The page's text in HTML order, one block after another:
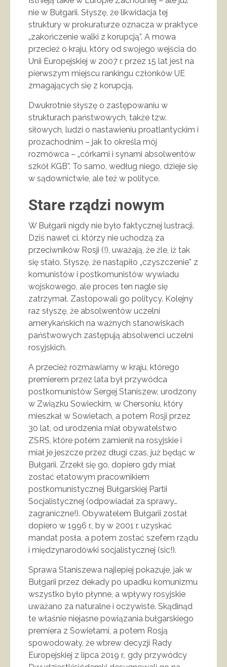
nie w Bułgarii. Słyszę, że likwidacja tej
struktury w prokuraturze oznacza w praktyce
„zakończenie walki z korupcją”. A mowa
przecież o kraju, który od swojego wejścia do
Unii Europejskiej w 2007 r. przez 15 lat jest na
pierwszym miejscu rankingu członków UE
zmagających się z korupcją.
Dwukrotnie słyszę o zastępowaniu w
strukturach państwowych, także tzw.
siłowych, ludzi o nastawieniu proatlantyckim i
prozachodnim – jak to określa mój
rozmówca – „córkami i synami absolwentów
szkół KGB”. To samo, według niego, dzieje się
w sądownictwie, ale też w polityce.
Stare rządzi nowym
W Bułgarii nigdy nie było faktycznej lustracji.
Dziś nawet ci, którzy nie uchodzą za
przeciwników Rosji (!), uważają, że źle, iż tak
się stało. Słyszę, że nastąpiło „czyszczenie” z
komunistów i postkomunistów wywiadu
wojskowego, ale proces ten nagle się
zatrzymał. Zastopowali go politycy. Kolejny
raz słyszę, że absolwentów uczelni
amerykańskich na ważnych stanowiskach
państwowych zastępują absolwenci uczelni
rosyjskich.
A przecież rozmawiamy w kraju, którego
premierem przez lata był przywódca
postkomunistów Sergej Staniszew, urodzony
w Związku Sowieckim, w Chersoniu, który
mieszkał w Sowietach, a potem Rosji przez
30 lat, od urodzenia miał obywatelstwo
ZSRS, które potem zamienił na rosyjskie i
miał je jeszcze przez długi czas, już będąc w
Bułgarii. Zrzekł się go, dopiero gdy miał
zostać etatowym pracownikiem
postkomunistycznej Bułgarskiej Partii
Socjalistycznej (odpowiadał za sprawy…
zagraniczne!). Obywatelem Bułgarii został
dopiero w 1996 r., by w 2001 r. uzyskać
mandat posła, a potem zostać szefem rządu
i międzynarodówki socjalistycznej (sic!).
Sprawa Staniszewa najlepiej pokazuje, jak w
Bułgarii przez dekady po upadku komunizmu
wszystko było płynne, a wpływy rosyjskie
uważano za naturalne i oczywiste. Skądinąd
te właśnie niejasne powiązania bułgarskiego
premiera z Sowietami, a potem Rosją
spowodowały, że wbrew decyzji Rady
Europejskiej z lipca 2019 r., gdy przywódcy